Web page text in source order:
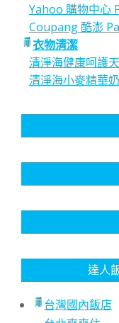
Yahoo 購物中心
Coupang 酷澎
衣物清潔
清淨海健康呵護
清淨海小麥精華
達人
台灣國內飯店